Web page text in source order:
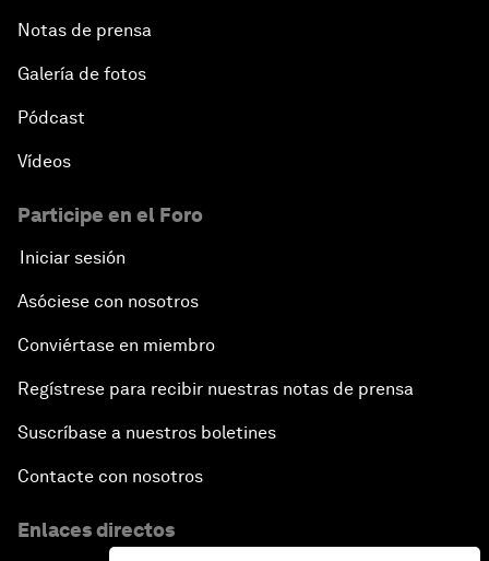
Notas de prensa
Galería de fotos
Pódcast
Vídeos
Participe en el Foro
Iniciar sesión
Asóciese con nosotros
Conviértase en miembro
Regístrese para recibir nuestras notas de prensa
Suscríbase a nuestros boletines
Contacte con nosotros
Enlaces directos